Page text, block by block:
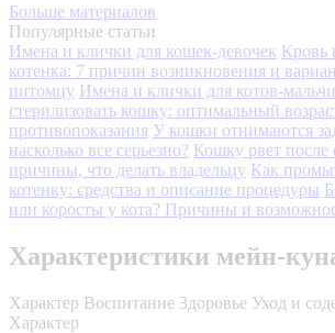
Больше материалов
Популярные статьи
Имена и клички для кошек-девочек Кровь
котенка: 7 причин возникновения и
питомцу Имена и клички для котов-
стерилизовать кошку: оптимальный
противопоказания У кошки отнимаются
насколько все серьезно? Кошку рвет
причины, что делать владельцу Как
котенку: средства и описание процедуры
или коросты у кота? Причины и
Характеристики мейн-
Характер Воспитание Здоровье Уход и
Характер